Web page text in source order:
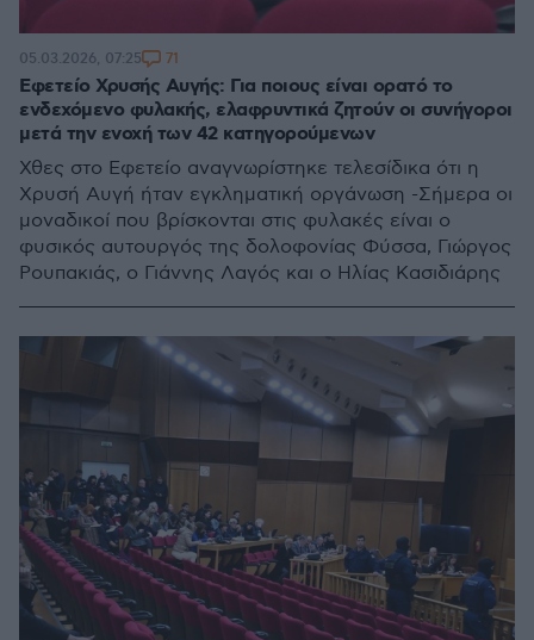
Εφετείο Χρυσής Αυγής: Για ποιους είναι ορατό το
ενδεχόμενο φυλακής, ελαφρυντικά ζητούν οι συνήγοροι
μετά την ενοχή των 42 κατηγορούμενων
Χθες στο Εφετείο αναγνωρίστηκε τελεσίδικα ότι η
Χρυσή Αυγή ήταν εγκληματική οργάνωση -Σήμερα οι
μοναδικοί που βρίσκονται στις φυλακές είναι ο
φυσικός αυτουργός της δολοφονίας Φύσσα, Γιώργος
Ρουπακιάς, ο Γιάννης Λαγός και ο Ηλίας Κασιδιάρης
05.03.2026, 07:25 71